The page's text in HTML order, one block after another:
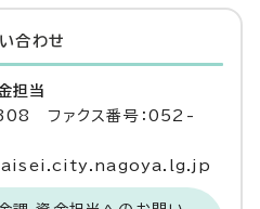
合わせ
担当
ファクス番号：052-